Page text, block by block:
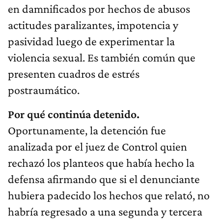
en damnificados por hechos de abusos
actitudes paralizantes, impotencia y
pasividad luego de experimentar la
violencia sexual. Es también común que
presenten cuadros de estrés
postraumático.
Por qué continúa detenido.
Oportunamente, la detención fue
analizada por el juez de Control quien
rechazó los planteos que había hecho la
defensa afirmando que si el denunciante
hubiera padecido los hechos que relató, no
habría regresado a una segunda y tercera